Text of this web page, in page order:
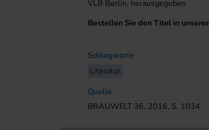
VLB Berlin, herausgegeben.
Bestellen Sie den Titel in
Schlagworte
Literatur
Quelle
BRAUWELT 36, 2016, S. 1034